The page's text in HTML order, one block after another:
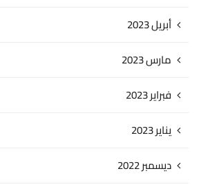
أبريل 2023
مارس 2023
فبراير 2023
يناير 2023
ديسمبر 2022